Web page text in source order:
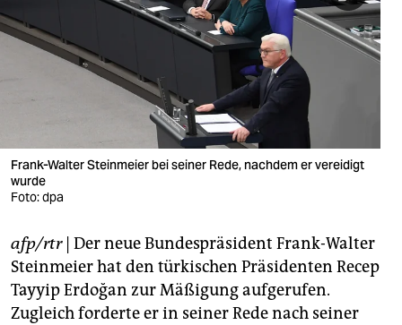
nord
wahrheit
veranstaltungen
shop
fragen & hilfe
unterstützen
abo
Frank-Walter Steinmeier bei seiner Rede, nachdem er vereidigt
wurde
Foto: dpa
afp/rtr| Der neue Bundespräsident Frank-Walter
Steinmeier hat den türkischen Präsidenten Recep
Tayyip Erdoğan zur Mäßigung aufgerufen.
Zugleich forderte er in seiner Rede nach seiner